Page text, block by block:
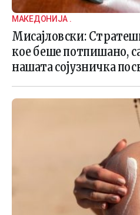
МАКЕДОНИЈА .
Мисајловски:
кое беше потпишано,
нашата сојузничка